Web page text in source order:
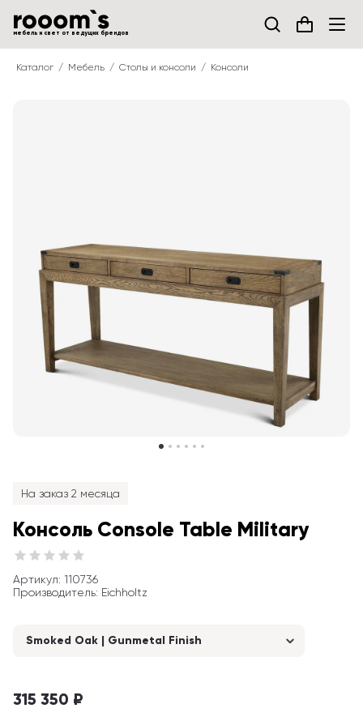
мебель и свет от ведущих брендов
Каталог Мебель Столы и консоли Консоли
На заказ 2 месяца
Консоль Console Table Military
Артикул: 110736
Производитель: Eichholtz
Smoked Oak | Gunmetal Finish
315 350 ₽